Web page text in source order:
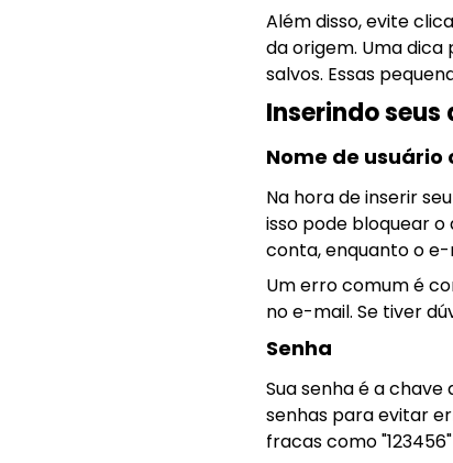
Além disso, evite
da origem. Uma
salvos. Essas
Inserindo seus
Nome de
Na hora de inserir
isso pode bloquear
conta, enquanto o
Um erro comum é
no e-mail. Se tiver
Senha
Sua senha é a
senhas para evitar
fracas como